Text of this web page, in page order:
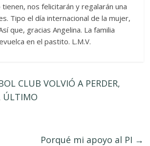
nos felicitarán y regalarán una
Tipo el día internacional de la mujer,
que, gracias Angelina. La familia
en el pastito. L.M.V.
CLUB VOLVIÓ A PERDER,
ÚLTIMO
Porqué mi apoyo al PI →